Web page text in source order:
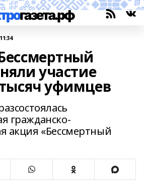
участие
уфимцев
гражданско-
акция «Бессмертный